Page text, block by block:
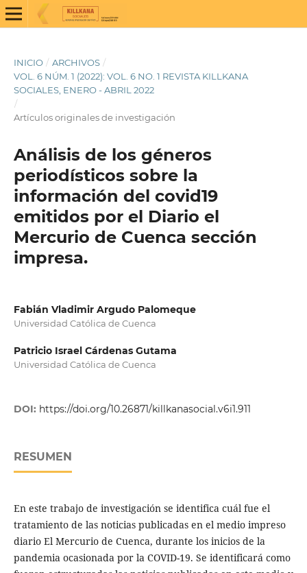
INICIO / ARCHIVOS /
VOL. 6 NÚM. 1 (2022): VOL. 6 NO. 1 REVISTA KILLKANA
SOCIALES, ENERO - ABRIL 2022
/
Artículos originales de investigación
Análisis de los géneros
periodísticos sobre la
información del covid19
emitidos por el Diario el
Mercurio de Cuenca sección
impresa.
Fabián Vladimir Argudo Palomeque
Universidad Católica de Cuenca
Patricio Israel Cárdenas Gutama
Universidad Católica de Cuenca
DOI: https://doi.org/10.26871/killkanasocial.v6i1.911
RESUMEN
En este trabajo de investigación se identifica cuál fue el
tratamiento de las noticias publicadas en el medio impreso
diario El Mercurio de Cuenca, durante los inicios de la
pandemia ocasionada por la COVID-19. Se identificará como